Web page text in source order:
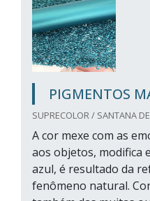
PIGMENTOS
SUPRECOLOR / SANTANA
A cor mexe com as
aos objetos, modifica
azul, é resultado da
fenômeno natural.